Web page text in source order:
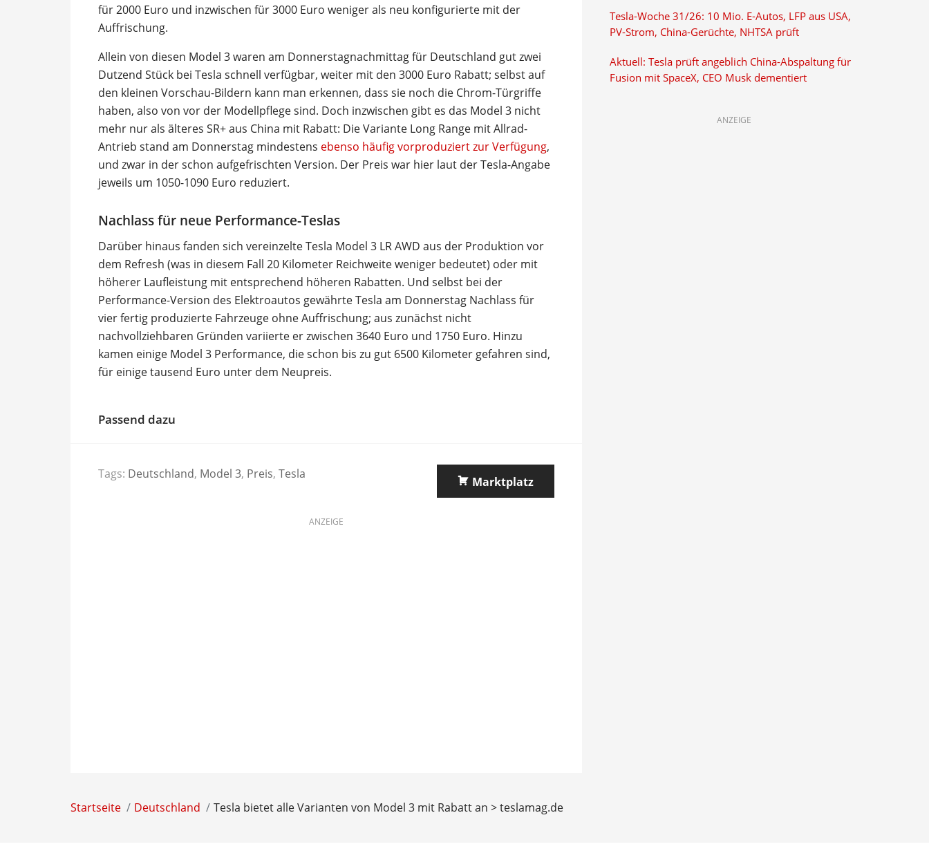
für 2000 Euro und inzwischen für 3000 Euro weniger als neu konfigurierte mit der
Auffrischung.
Allein von diesen Model 3 waren am Donnerstagnachmittag für Deutschland gut zwei
Dutzend Stück bei Tesla schnell verfügbar, weiter mit den 3000 Euro Rabatt; selbst auf
den kleinen Vorschau-Bildern kann man erkennen, dass sie noch die Chrom-Türgriffe
haben, also von vor der Modellpflege sind. Doch inzwischen gibt es das Model 3 nicht
mehr nur als älteres SR+ aus China mit Rabatt: Die Variante Long Range mit Allrad-
Antrieb stand am Donnerstag mindestens ebenso häufig vorproduziert zur Verfügung,
und zwar in der schon aufgefrischten Version. Der Preis war hier laut der Tesla-Angabe
jeweils um 1050-1090 Euro reduziert.
Nachlass für neue Performance-Teslas
Darüber hinaus fanden sich vereinzelte Tesla Model 3 LR AWD aus der Produktion vor
dem Refresh (was in diesem Fall 20 Kilometer Reichweite weniger bedeutet) oder mit
höherer Laufleistung mit entsprechend höheren Rabatten. Und selbst bei der
Performance-Version des Elektroautos gewährte Tesla am Donnerstag Nachlass für
vier fertig produzierte Fahrzeuge ohne Auffrischung; aus zunächst nicht
nachvollziehbaren Gründen variierte er zwischen 3640 Euro und 1750 Euro. Hinzu
kamen einige Model 3 Performance, die schon bis zu gut 6500 Kilometer gefahren sind,
für einige tausend Euro unter dem Neupreis.
Passend dazu
Tags: Deutschland, Model 3, Preis, Tesla
Marktplatz
ANZEIGE
Tesla-Woche 31/26: 10 Mio. E-Autos, LFP aus USA,
PV-Strom, China-Gerüchte, NHTSA prüft
Aktuell: Tesla prüft angeblich China-Abspaltung für
Fusion mit SpaceX, CEO Musk dementiert
ANZEIGE
Startseite Deutschland Tesla bietet alle Varianten von Model 3 mit Rabatt an > teslamag.de